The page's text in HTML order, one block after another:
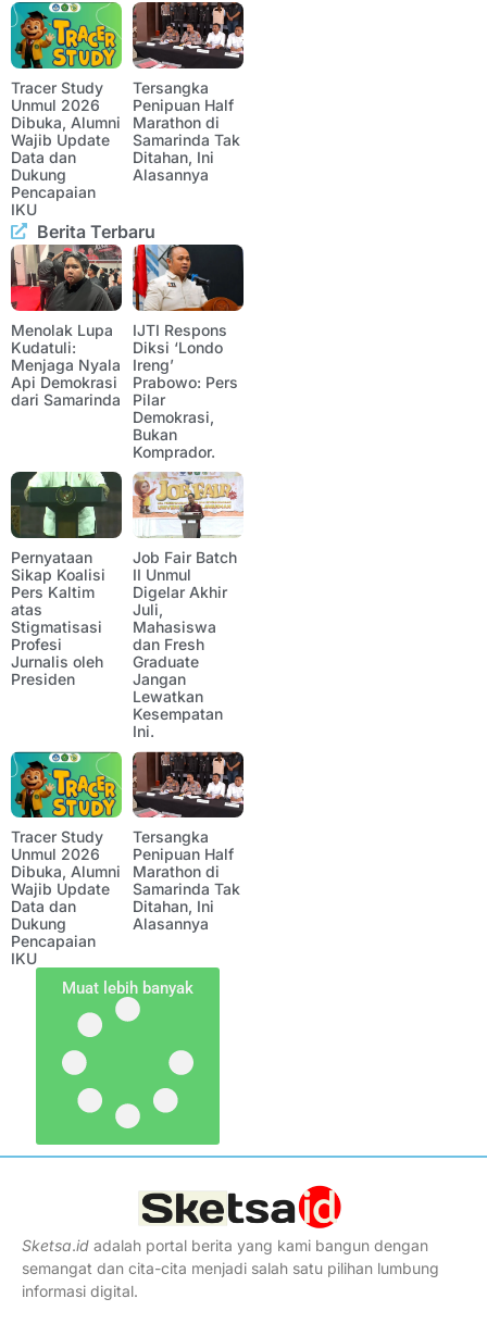
Tracer Study
Unmul 2026
Dibuka, Alumni
Wajib Update
Data dan
Dukung
Pencapaian
IKU
Tersangka
Penipuan Half
Marathon di
Samarinda Tak
Ditahan, Ini
Alasannya
Berita Terbaru
Menolak Lupa
Kudatuli:
Menjaga Nyala
Api Demokrasi
dari Samarinda
IJTI Respons
Diksi ‘Londo
Ireng’
Prabowo: Pers
Pilar
Demokrasi,
Bukan
Komprador.
Pernyataan
Sikap Koalisi
Pers Kaltim
atas
Stigmatisasi
Profesi
Jurnalis oleh
Presiden
Job Fair Batch
II Unmul
Digelar Akhir
Juli,
Mahasiswa
dan Fresh
Graduate
Jangan
Lewatkan
Kesempatan
Ini.
Tracer Study
Unmul 2026
Dibuka, Alumni
Wajib Update
Data dan
Dukung
Pencapaian
IKU
Tersangka
Penipuan Half
Marathon di
Samarinda Tak
Ditahan, Ini
Alasannya
Muat lebih banyak
Sketsa.id adalah portal berita yang kami bangun dengan
semangat dan cita-cita menjadi salah satu pilihan lumbung
informasi digital.